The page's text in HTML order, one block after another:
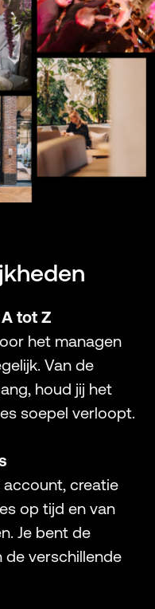
tot Z
het managen
Van de
houd jij het
soepel verloopt.
creatie
op tijd en van
Je bent de
verschillende